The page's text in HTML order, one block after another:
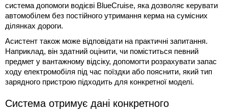
система допомоги водієві BlueCruise, яка дозволяє керувати
автомобілем без постійного утримання керма на сумісних
ділянках дороги.
Асистент також може відповідати на практичні запитання.
Наприклад, він здатний оцінити, чи поміститься певний
предмет у вантажному відсіку, допомогти розрахувати запас
ходу електромобіля під час поїздки або пояснити, який тип
зарядного пристрою підходить для конкретної моделі.
Система отримує дані конкретного